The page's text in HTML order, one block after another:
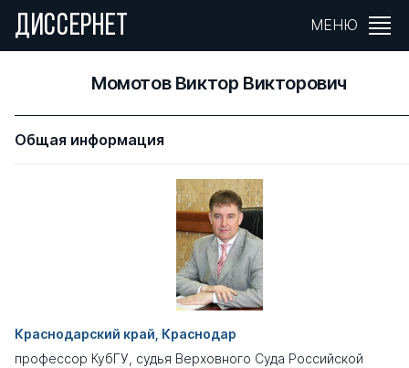
ДИССЕРНЕТ МЕНЮ
Момотов Виктор Викторович
Общая информация
Краснодарский край, Краснодар
профессор КубГУ, судья Верховного Суда Российской